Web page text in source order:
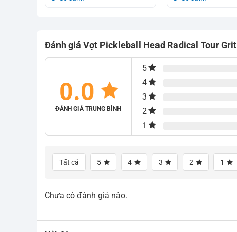
Đánh giá Vợt Pickleball Head Radical Tour Grit
0.0
ĐÁNH GIÁ TRUNG BÌNH
5
4
3
2
1
Tất cả 5 4 3 2 1
Chưa có đánh giá nào.